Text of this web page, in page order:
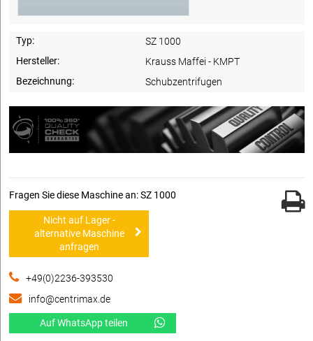
Typ:
SZ 1000
Hersteller:
Krauss Maffei - KMPT
Bezeichnung:
Schubzentrifugen
Fragen Sie diese Maschine an: SZ 1000
Nicht auf Lager -
alternative Maschine
anfragen
+49(0)2236-393530
info@centrimax.de
Auf WhatsApp teilen